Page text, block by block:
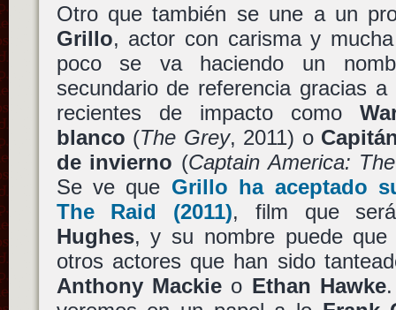
Otro que también se une a un
Grillo, actor con carisma y
poco se va haciendo un
secundario de referencia gracias
recientes de impacto como
blanco (The Grey, 2011) o
de invierno (Captain America:
Se ve que Grillo ha aceptado
The Raid (2011), film que
Hughes, y su nombre puede que
otros actores que han sido
Anthony Mackieo Ethan Hawke